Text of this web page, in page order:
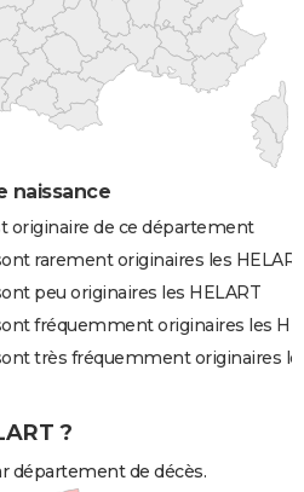
naissance
originaire de ce département
rarement originaires les
peu originaires les HELART
fréquemment originaires les
très fréquemment originaires
?
département de décès.